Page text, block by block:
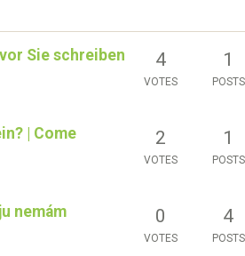
Sie schreiben
4
VOTES
1
POSTS
| Come
2
VOTES
1
POSTS
nemám
0
VOTES
4
POSTS